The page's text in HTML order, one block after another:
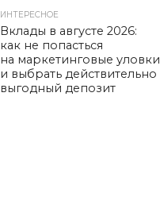
ИНТЕРЕСНОЕ
Вклады в августе 2026:
как не попасться
на маркетинговые уловки
и выбрать действительно
выгодный депозит